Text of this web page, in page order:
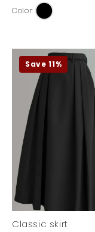
Color:
Save 11%
Classic skirt